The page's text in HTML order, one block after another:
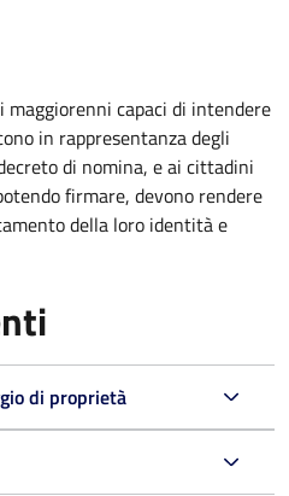
capaci di intendere
in rappresentanza degli
di nomina, e ai cittadini
firmare, devono rendere
della loro identità e
di proprietà